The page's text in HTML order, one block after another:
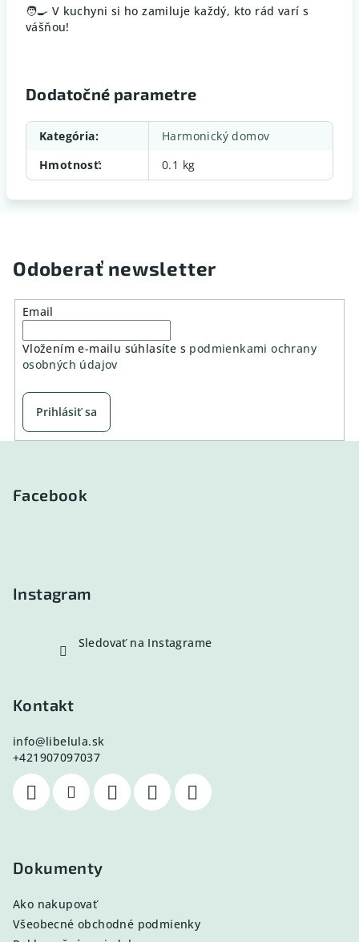
🧑‍🍳 V kuchyni si ho zamiluje každý, kto rád varí s
vášňou!
Dodatočné parametre
Kategória:
Harmonický domov
Hmotnosť: 0.1 kg
Odoberať newsletter
Email
Vložením e-mailu súhlasíte s podmienkami ochrany
osobných údajov
Prihlásiť sa
Facebook
Instagram
Sledovať na Instagrame
Kontakt
info@libelula.sk
+421907097037
Dokumenty
Ako nakupovať
Všeobecné obchodné podmienky